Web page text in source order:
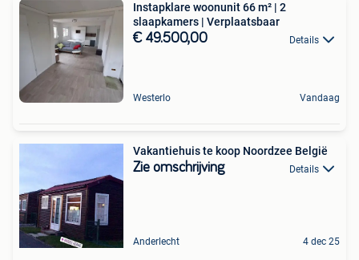
Instapklare woonunit 66 m² | 2
slaapkamers | Verplaatsbaar
€ 49.500,00 Details
Westerlo Vandaag
Vakantiehuis te koop Noordzee België
Zie omschrijving Details
Anderlecht 4 dec 25